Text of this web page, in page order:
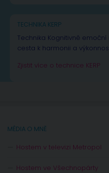
TECHNIKA KERP
Technika Kognitivně
cesta k harmonii a
Zjistit více o technice KERP
MÉDIA O MNĚ
Hostem v televizi Metropol
Hostem ve Všechnopárty